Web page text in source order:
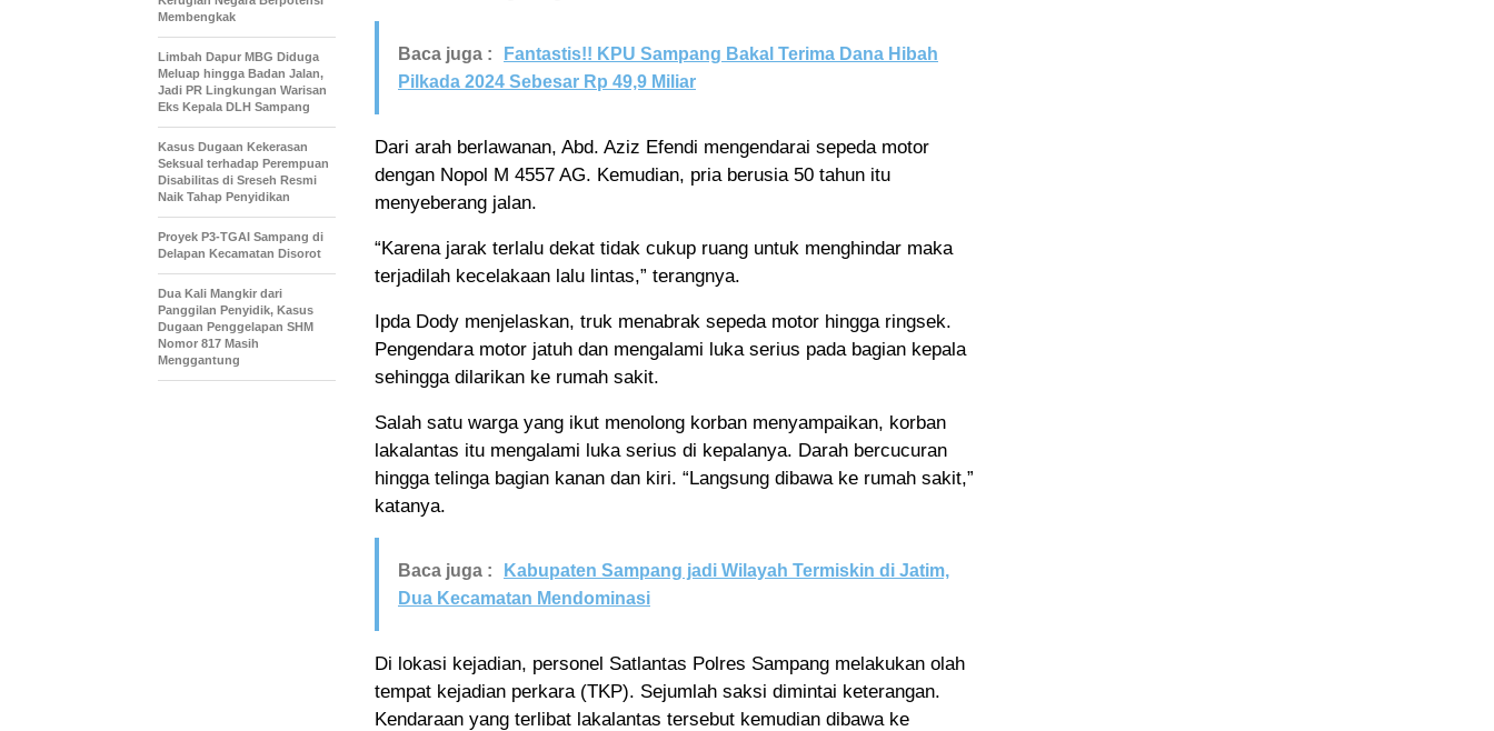
Baca juga :
Fantastis!! KPU Sampang Bakal Terima Dana Hibah
Pilkada 2024 Sebesar Rp 49,9 Miliar
Dari arah berlawanan, Abd. Aziz Efendi mengendarai sepeda motor
dengan Nopol M 4557 AG. Kemudian, pria berusia 50 tahun itu
menyeberang jalan.
“Karena jarak terlalu dekat tidak cukup ruang untuk menghindar maka
terjadilah kecelakaan lalu lintas,” terangnya.
Ipda Dody menjelaskan, truk menabrak sepeda motor hingga ringsek.
Pengendara motor jatuh dan mengalami luka serius pada bagian kepala
sehingga dilarikan ke rumah sakit.
Salah satu warga yang ikut menolong korban menyampaikan, korban
lakalantas itu mengalami luka serius di kepalanya. Darah bercucuran
hingga telinga bagian kanan dan kiri. “Langsung dibawa ke rumah sakit,”
katanya.
Baca juga :
Kabupaten Sampang jadi Wilayah Termiskin di Jatim,
Dua Kecamatan Mendominasi
Di lokasi kejadian, personel Satlantas Polres Sampang melakukan olah
tempat kejadian perkara (TKP). Sejumlah saksi dimintai keterangan.
Kendaraan yang terlibat lakalantas tersebut kemudian dibawa ke
Membengkak
Limbah Dapur MBG Diduga
Meluap hingga Badan Jalan,
Jadi PR Lingkungan Warisan
Eks Kepala DLH Sampang
Kasus Dugaan Kekerasan
Seksual terhadap Perempuan
Disabilitas di Sreseh Resmi
Naik Tahap Penyidikan
Proyek P3-TGAI Sampang di
Delapan Kecamatan Disorot
Dua Kali Mangkir dari
Panggilan Penyidik, Kasus
Dugaan Penggelapan SHM
Nomor 817 Masih
Menggantung